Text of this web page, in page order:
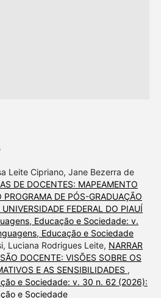
Leite Cipriano, Jane Bezerra de
DE DOCENTES: MAPEAMENTO
PROGRAMA DE PÓS-GRADUAÇÃO
FEDERAL DO PIAUÍ
Educação e Sociedade: v.
Educação e Sociedade
Luciana Rodrigues Leite, NARRAR
DOCENTE: VISÕES SOBRE OS
E AS SENSIBILIDADES ,
e Sociedade: v. 30 n. 62 (2026):
e Sociedade